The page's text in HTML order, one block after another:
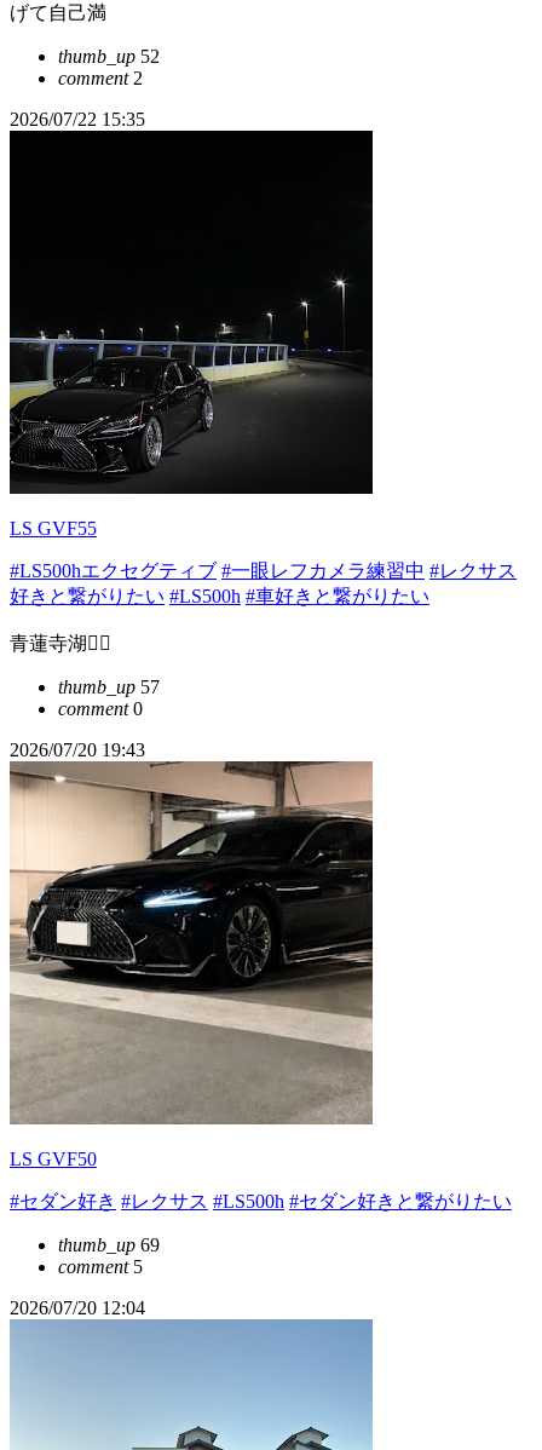
げて自己満
thumb_up 52
comment2
2026/07/22 15:35
LS GVF55
#LS500hエクセグティブ #一眼レフカメラ練習中 #レクサス
好きと繋がりたい #LS500h #車好きと繋がりたい
青蓮寺湖❤️‍🔥
thumb_up 57
comment0
2026/07/20 19:43
LS GVF50
#セダン好き #レクサス #LS500h #セダン好きと繋がりたい
thumb_up 69
comment5
2026/07/20 12:04